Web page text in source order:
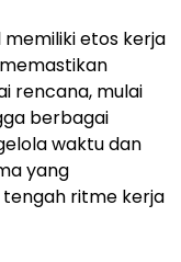
memiliki etos kerja
rencana, mulai
berbagai
waktu dan
yang
ritme kerja